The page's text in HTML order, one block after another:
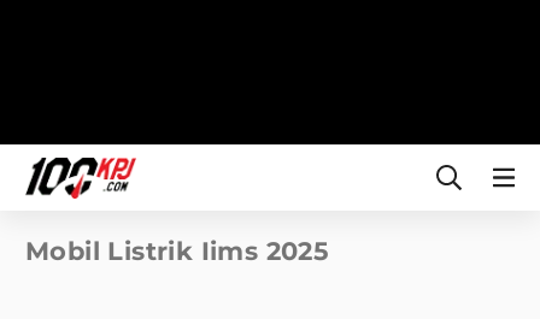
Mobil Listrik Iims 2025